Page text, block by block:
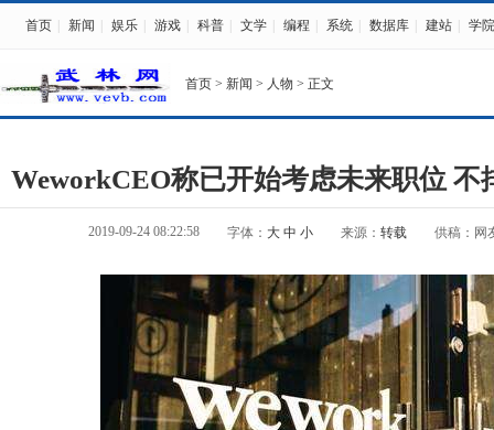
首页 新闻 娱乐 游戏 科普 文学 编程 系统 数据库 建站 学院
首页 > 新闻 > 人物 > 正文
WeworkCEO称已开始考虑未来职位 不
2019-09-24 08:22:58 字体： 大 中 小 来源： 转载 供稿：网